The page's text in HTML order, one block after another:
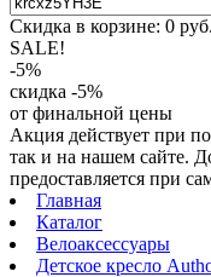
Скидка в корзине: 0 руб.
SALE!
-5%
скидка -5%
от финальной цены
Акция действует при
так и на нашем сайте.
предоставляется при
Главная
Каталог
Велоаксессуары
Детское кресло